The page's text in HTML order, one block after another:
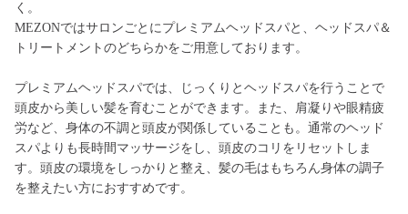
く。
MEZONではサロンごとにプレミアムヘッドスパと、ヘッドスパ＆
トリートメントのどちらかをご用意しております。
プレミアムヘッドスパでは、じっくりとヘッドスパを行うことで
頭皮から美しい髪を育むことができます。また、肩凝りや眼精疲
労など、身体の不調と頭皮が関係していることも。通常のヘッド
スパよりも長時間マッサージをし、頭皮のコリをリセットしま
す。頭皮の環境をしっかりと整え、髪の毛はもちろん身体の調子
を整えたい方におすすめです。